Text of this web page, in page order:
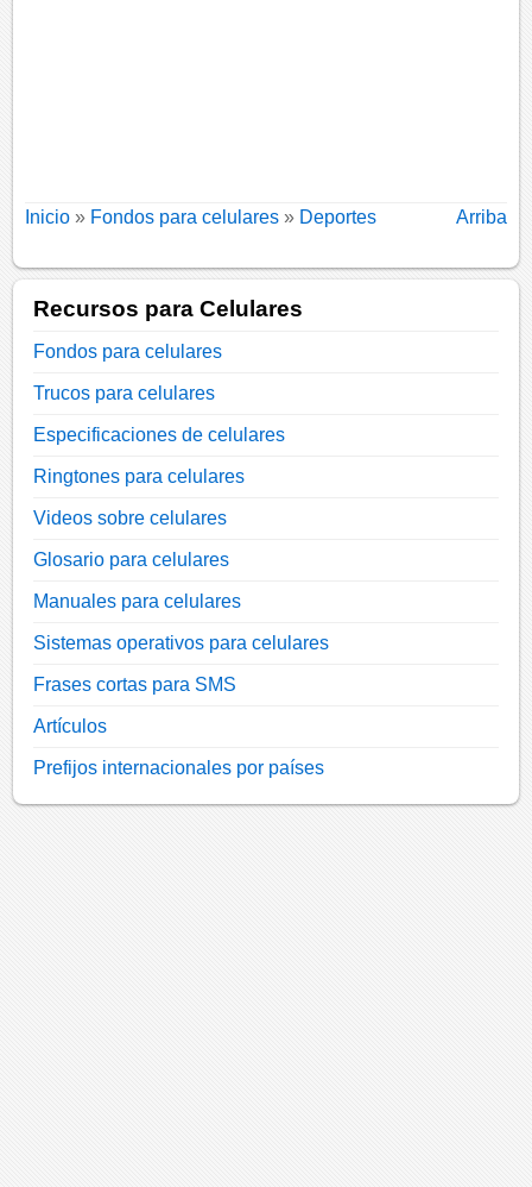
Inicio » Fondos para celulares » Deportes Arriba
Recursos para Celulares
Fondos para celulares
Trucos para celulares
Especificaciones de celulares
Ringtones para celulares
Videos sobre celulares
Glosario para celulares
Manuales para celulares
Sistemas operativos para celulares
Frases cortas para SMS
Artículos
Prefijos internacionales por países